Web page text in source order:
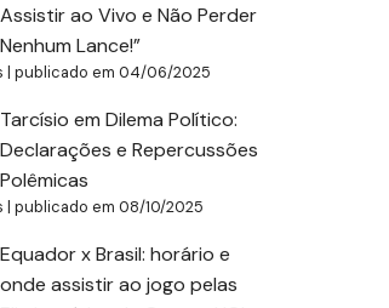
Assistir ao Vivo e Não Perder
Nenhum Lance!”
| publicado em 04/06/2025
Tarcísio em Dilema Político:
Declarações e Repercussões
Polêmicas
| publicado em 08/10/2025
Equador x Brasil: horário e
onde assistir ao jogo pelas